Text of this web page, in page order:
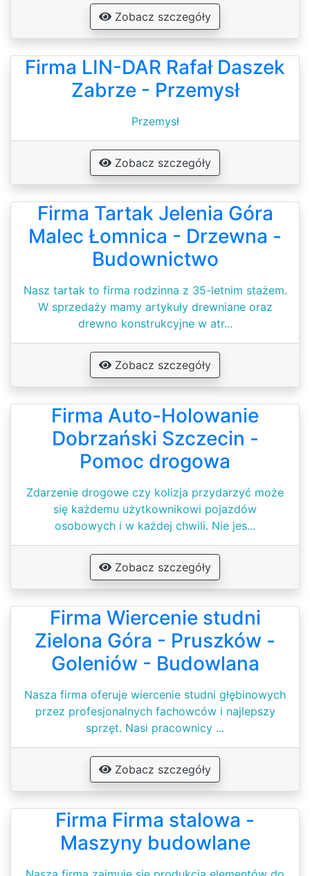
Zobacz szczegóły
Firma LIN-DAR Rafał Daszek
Zabrze - Przemysł
Przemysł
Zobacz szczegóły
Firma Tartak Jelenia Góra
Malec Łomnica - Drzewna -
Budownictwo
Nasz tartak to firma rodzinna z 35-letnim stażem.
W sprzedaży mamy artykuły drewniane oraz
drewno konstrukcyjne w atr...
Zobacz szczegóły
Firma Auto-Holowanie
Dobrzański Szczecin -
Pomoc drogowa
Zdarzenie drogowe czy kolizja przydarzyć może
się każdemu użytkownikowi pojazdów
osobowych i w każdej chwili. Nie jes...
Zobacz szczegóły
Firma Wiercenie studni
Zielona Góra - Pruszków -
Goleniów - Budowlana
Nasza firma oferuje wiercenie studni głębinowych
przez profesjonalnych fachowców i najlepszy
sprzęt. Nasi pracownicy ...
Zobacz szczegóły
Firma Firma stalowa -
Maszyny budowlane